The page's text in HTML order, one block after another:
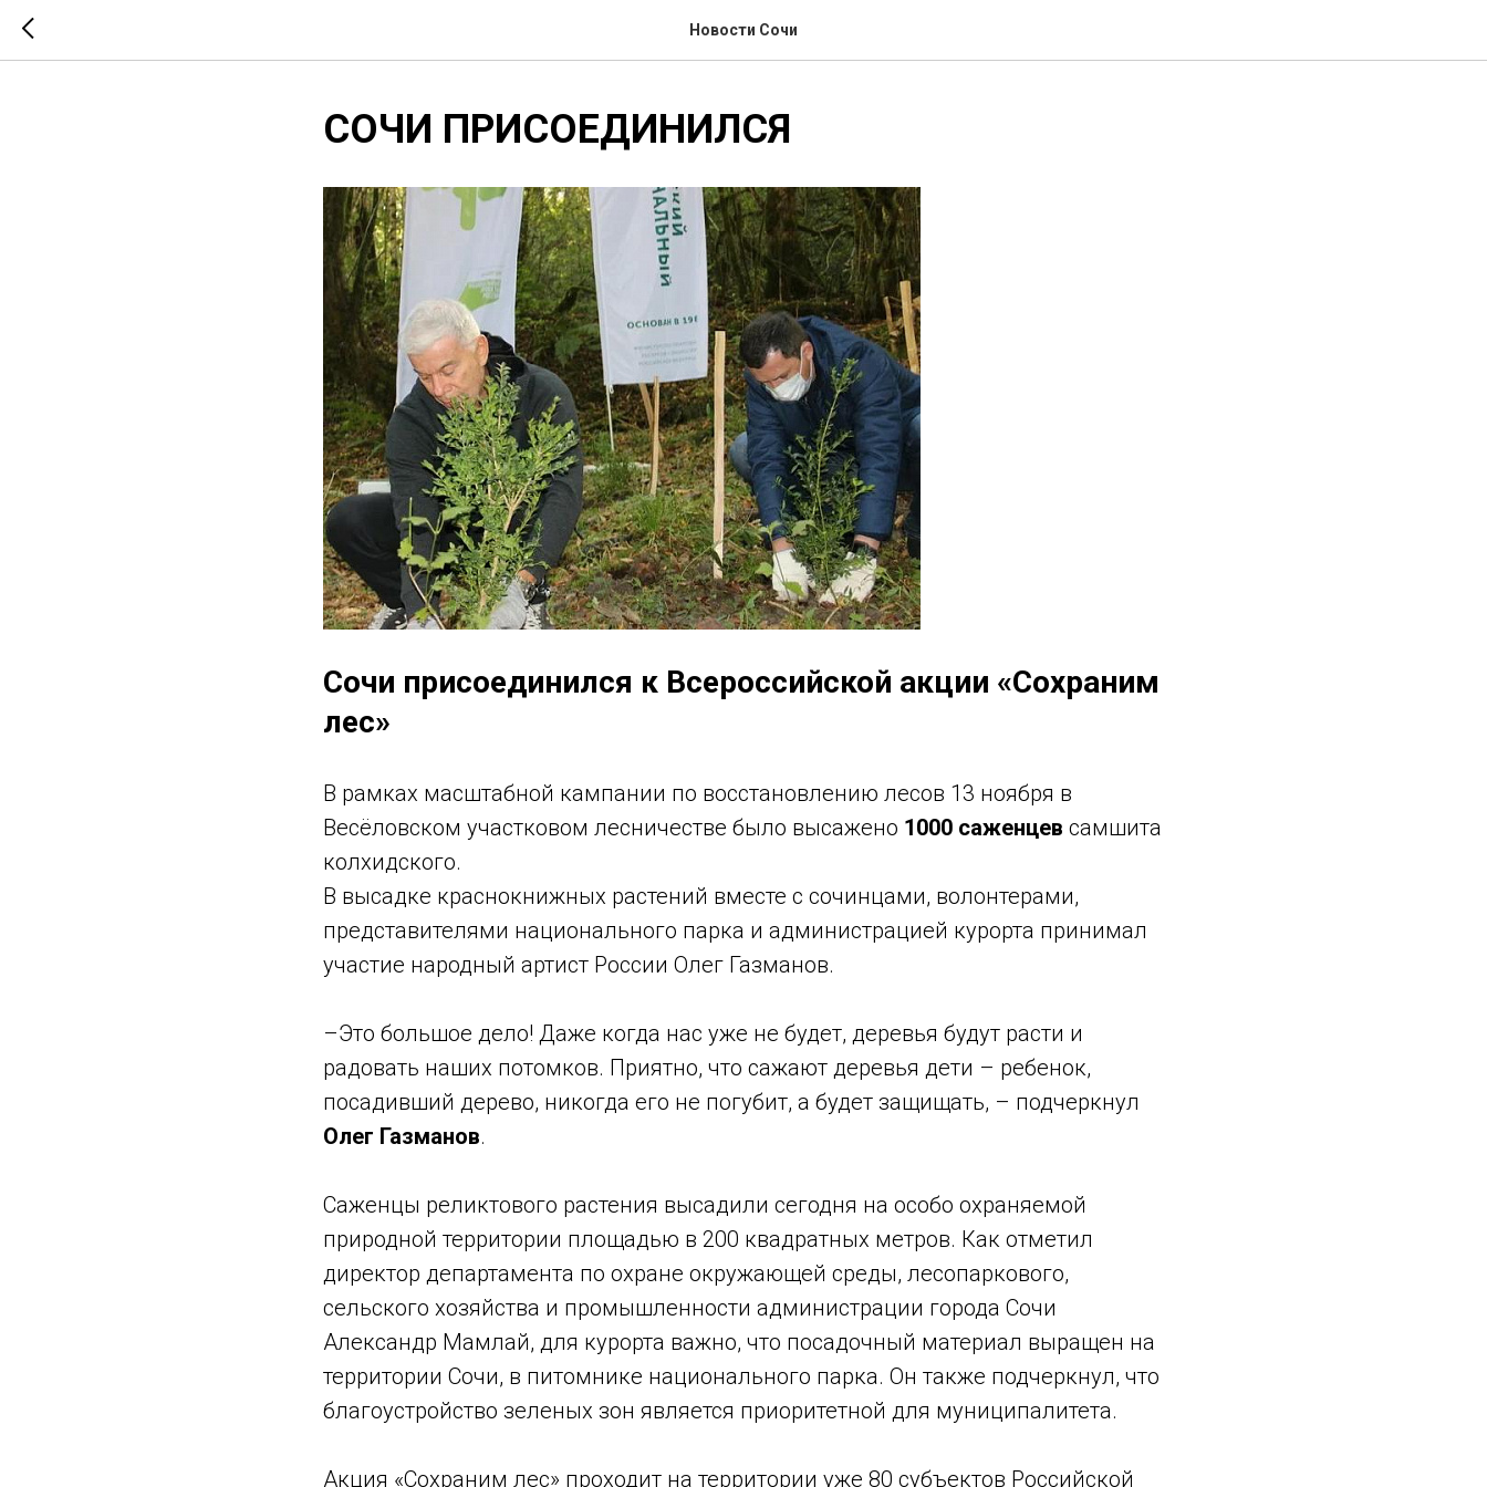
Новости Сочи
СОЧИ ПРИСОЕДИНИЛСЯ
Сочи присоединился к Всероссийской акции «Сохраним
лес»
В рамках масштабной кампании по восстановлению лесов 13 ноября в
Весёловском участковом лесничестве было высажено 1000 саженцев самшита
колхидского.
В высадке краснокнижных растений вместе с сочинцами, волонтерами,
представителями национального парка и администрацией курорта принимал
участие народный артист России Олег Газманов.
–Это большое дело! Даже когда нас уже не будет, деревья будут расти и
радовать наших потомков. Приятно, что сажают деревья дети – ребенок,
посадивший дерево, никогда его не погубит, а будет защищать, – подчеркнул
Олег Газманов.
Саженцы реликтового растения высадили сегодня на особо охраняемой
природной территории площадью в 200 квадратных метров. Как отметил
директор департамента по охране окружающей среды, лесопаркового,
сельского хозяйства и промышленности администрации города Сочи
Александр Мамлай, для курорта важно, что посадочный материал выращен на
территории Сочи, в питомнике национального парка. Он также подчеркнул, что
благоустройство зеленых зон является приоритетной для муниципалитета.
Акция «Сохраним лес» проходит на территории уже 80 субъектов Российской